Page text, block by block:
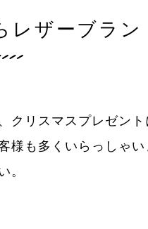
レザーブラン
リスマスプレゼン
も多くいらっしゃ
。